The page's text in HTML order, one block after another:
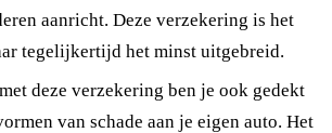
aanricht. Deze verzekering is het
tegelijkertijd het minst uitgebreid.
deze verzekering ben je ook gedekt
van schade aan je eigen auto. Het